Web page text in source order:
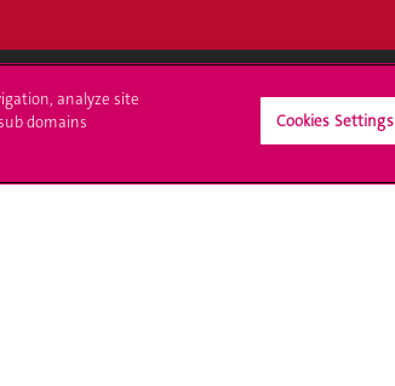
L'UNIGE vous informe
UNIGE Mobile
analyze site
domains
Cookies Settings